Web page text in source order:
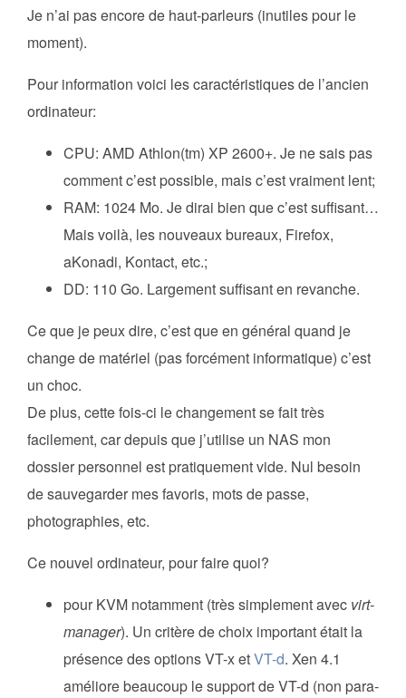
Je n’ai pas encore de haut-parleurs (inutiles pour le
moment).
Pour information voici les caractéristiques de l’ancien
ordinateur:
CPU: AMD Athlon(tm) XP 2600+. Je ne sais pas
comment c’est possible, mais c’est vraiment lent;
RAM: 1024 Mo. Je dirai bien que c’est suffisant…
Mais voilà, les nouveaux bureaux, Firefox,
aKonadi, Kontact, etc.;
DD: 110 Go. Largement suffisant en revanche.
Ce que je peux dire, c’est que en général quand je
change de matériel (pas forcément informatique) c’est
un choc.
De plus, cette fois-ci le changement se fait très
facilement, car depuis que j’utilise un NAS mon
dossier personnel est pratiquement vide. Nul besoin
de sauvegarder mes favoris, mots de passe,
photographies, etc.
Ce nouvel ordinateur, pour faire quoi?
pour KVM notamment (très simplement avec virt-
manager). Un critère de choix important était la
présence des options VT-x etVT-d. Xen 4.1
améliore beaucoup le support de VT-d (non para-